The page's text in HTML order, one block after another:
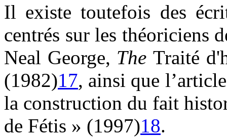
Il existe toutefois des
centrés sur les théoriciens
Neal George, TheTraité
(1982)17, ainsi que
la construction du fait
de Fétis » (1997)18.